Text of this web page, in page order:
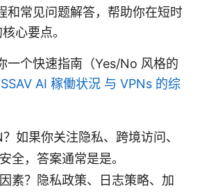
和常见问题解答，帮助你在短时
心要点。
一个快速指南（Yes/No 风格的
AI 稼働状況 与 VPNs 的综
如果你关注隐私、跨境访问、
全，答案通常是是。
素？隐私政策、日志策略、加